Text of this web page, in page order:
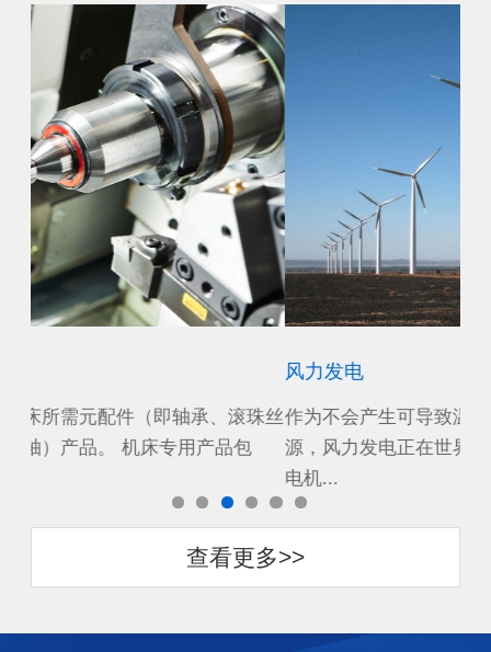
作为不会产生可导致温室效应的二氧化碳的清洁能
源，风力发电正在世界各国迅速普及。 大型风力发
查看更多>>